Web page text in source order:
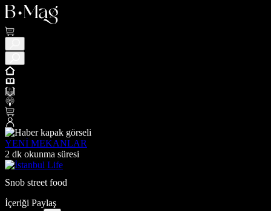
YENİ MEKANLAR
2 dk okunma süresi
Snob street food
İçeriği Paylaş